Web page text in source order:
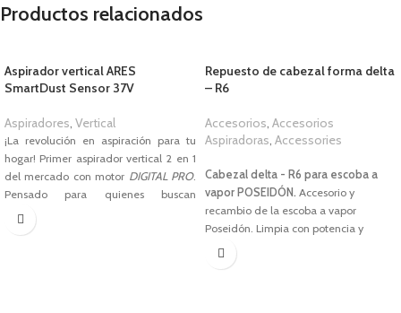
Productos relacionados
Aspirador vertical ARES
SmartDust Sensor 37V
Aspiradores Vertical
¡La revolución en aspiración para tu
hogar! Primer aspirador vertical 2 en 1
del mercado con motor DIGITAL PRO.
Pensado para quienes buscan
practicidad y eficiencia, este modelo
integra la última tecnología en
Repuesto de cabezal forma delta
– R6
Accesorios Accesorios
Aspiradoras Accessories
Cabezal delta - R6 para escoba a
vapor POSEIDÓN. Accesorio y
recambio de la escoba a vapor
Poseidón. L impia con potencia y
precisión gracias a su diseño triangular
que llega a esquinas y rincones